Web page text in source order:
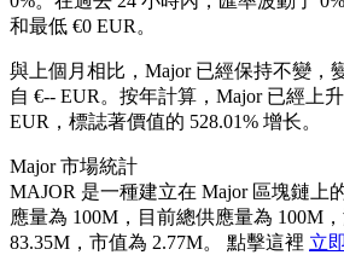
USDC永續
多種以USDC結算的永續合約
和最低 €0 EUR。
與上個月相比，Major 已經保持不變，
自 €-- EUR。 按年計算，Major 已經上
EUR，標誌著價值的 528.01% 增长。
Major 市場統計
MAJOR 是一種建立在 Major 區塊鏈上
應量為 100M，目前總供應量為 100M
83.35M，市值為 2.77M。 點擊這裡 立